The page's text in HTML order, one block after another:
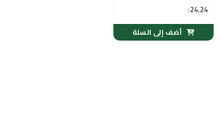
$24.24
أضف إلى السلة